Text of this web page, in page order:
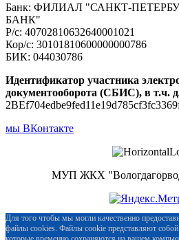
Банк: ФИЛИАЛ "САНКТ-
БАНК"
Р/с: 40702810632640001021
Кор/с: 30101810600000000786
БИК: 044030786
Идентификатор участника
документооборота (СБИС), в т.ч.
мы ВКонтакте
МУП ЖКХ
Для того чтобы мы могли качественно
файлы cookies. Файлы cookie представляют